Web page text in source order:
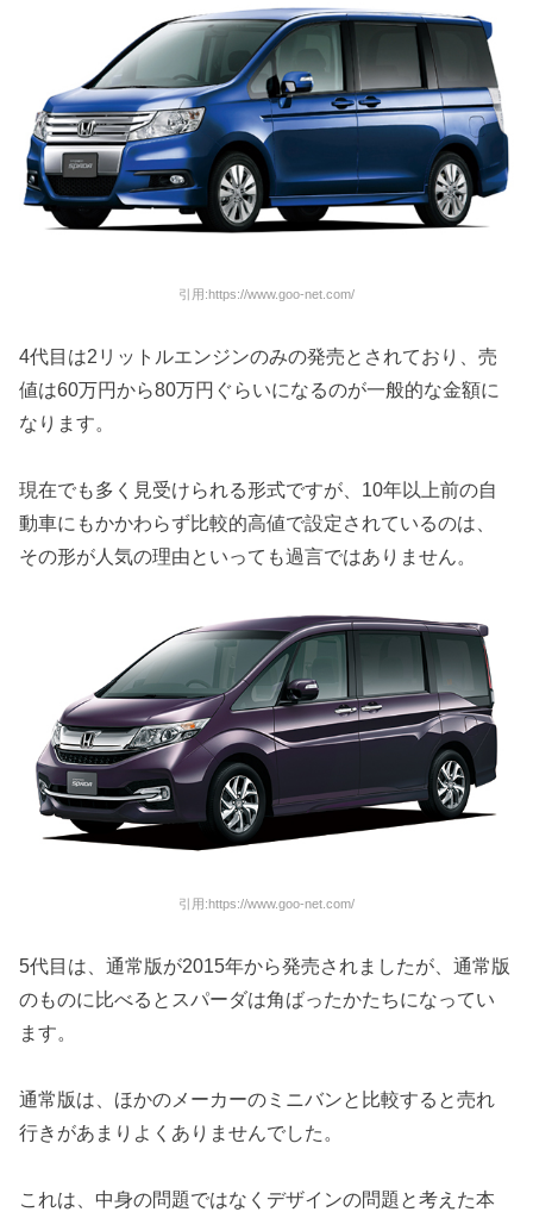
引用:https://www.goo-net.com/
4代目は2リットルエンジンのみの発売とされており、売
値は60万円から80万円ぐらいになるのが一般的な金額に
なります。
現在でも多く見受けられる形式ですが、10年以上前の自
動車にもかかわらず比較的高値で設定されているのは、
その形が人気の理由といっても過言ではありません。
引用:https://www.goo-net.com/
5代目は、通常版が2015年から発売されましたが、通常版
のものに比べるとスパーダは角ばったかたちになってい
ます。
通常版は、ほかのメーカーのミニバンと比較すると売れ
行きがあまりよくありませんでした。
これは、中身の問題ではなくデザインの問題と考えた本